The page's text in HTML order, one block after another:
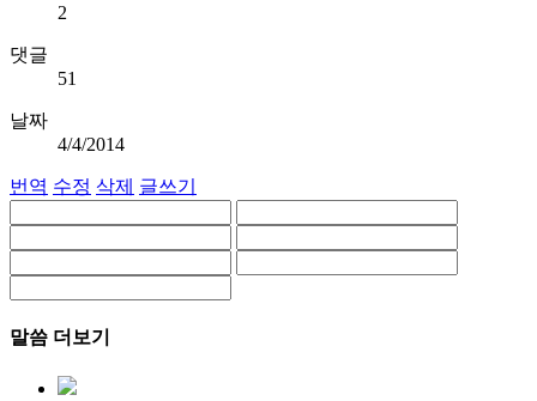
2
댓글
51
날짜
4/4/2014
번역 수정 삭제 글쓰기
말씀 더보기